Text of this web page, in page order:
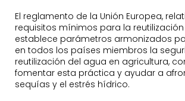
El reglamento de la Unión Europea,
requisitos mínimos para la
establece parámetros armonizados
en todos los países miembros la
reutilización del agua en agricultura,
fomentar esta práctica y ayudar a
sequías y el estrés hídrico.